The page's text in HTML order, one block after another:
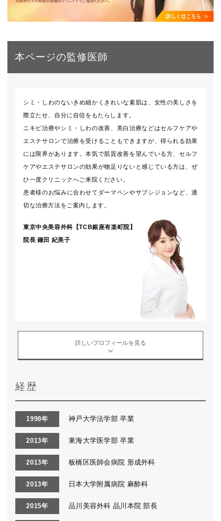
本ページの監修医師
シミ・しわのないきめ細かくきれいな素肌は、女性の美しさを
際立たせ、自分に自信をもたらします。
ニキビ治療やシミ・しわの改善、美白治療などはセルフケアや
エステサロンで治療を受けることもできますが、得られる効果
には限界があります。本気で肌質改善を望んでいる方、セルフ
ケアやエステサロンの効果が物足りないと感じている方は、ぜ
ひ一度クリニックへご来院ください。
患者様のお悩みに合わせてダーマペンやサブシジョンなど、適
切な治療方法をご案内します。
東京中央美容外科【TCB銀座有楽町院】
院長 鎌田 紀美子
詳しいプロフィールを見る
経歴
1998年 神戸大学法学部 卒業
2013年 東海大学医学部 卒業
2013年 板橋区医師会病院 形成外科
2013年 日本大学附属病院 麻酔科
2015年 品川美容外科 品川本院 部長